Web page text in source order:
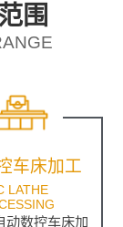
围
车床加工
LATHE
动数控车床加